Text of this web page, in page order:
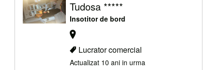
Tudosa *****
Insotitor de bord
Lucrator comercial
Actualizat 10 ani in urma